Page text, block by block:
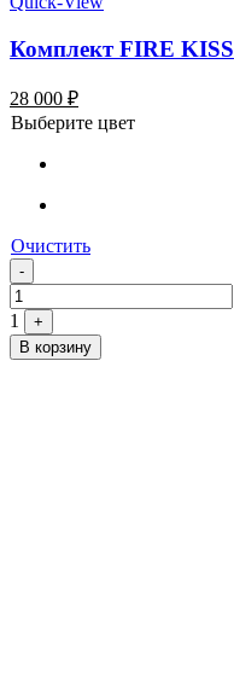
Комплект FIRE KISS
28 000 ₽
Выберите цвет
Очистить
Quantity
-
1
+
В корзину